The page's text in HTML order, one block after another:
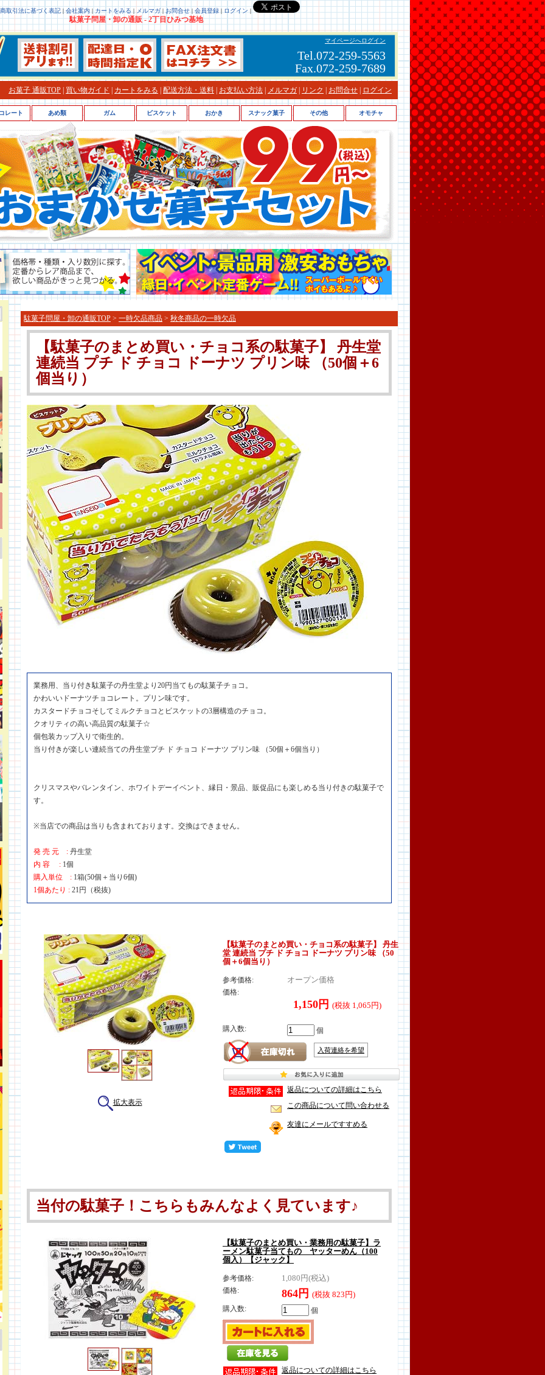
取引法に基づく表記 | 会社案内 | カートをみる | メルマガ| お問合せ| 会員登録| ログイン |
駄菓子問屋・卸の通販 - 2丁目ひみつ基地
マイページへログイン
Tel.072-259-5563
Fax.072-259-7689
お菓子 通販TOP 買い物ガイド カートをみる 配送方法・送料 お支払い方法 メルマガ リンク お問合せ ログイン
駄菓子問屋・卸の通販TOP > 一時欠品商品 > 秋冬商品の一時欠品
【駄菓子のまとめ買い・チョコ系の駄菓子】 丹生堂
連続当 プチ ド チョコ ドーナツ プリン味 （50個＋6
個当り）
業務用、当り付き駄菓子の丹生堂より20円当てもの駄菓子チョコ。
かわいいドーナツチョコレート。プリン味です。
カスタードチョコそしてミルクチョコとビスケットの3層構造のチョコ。
クオリティの高い高品質の駄菓子☆
個包装カップ入りで衛生的。
当り付きが楽しい連続当ての丹生堂プチ ド チョコ ドーナツ プリン味 （50個＋6個当り）
クリスマスやバレンタイン、ホワイトデーイベント、縁日・景品、販促品にも楽しめる当り付きの駄菓子で
す。
※当店での商品は当りも含まれております。交換はできません。
発 売 元 : 丹生堂
内 容 : 1個
購入単位 : 1箱(50個＋当り6個)
1個あたり : 21円（税抜)
拡大表示
【駄菓子のまとめ買い・チョコ系の駄菓子】 丹生
堂 連続当 プチ ド チョコ ドーナツ プリン味 （50
個＋6個当り）
参考価格: オープン価格
価格:
1,150円 (税抜 1,065円)
購入数: 個
入荷連絡を希望
返品についての詳細はこちら
この商品について問い合わせる
友達にメールですすめる
当付の駄菓子！こちらもみんなよく見ています♪
【駄菓子のまとめ買い・業務用の駄菓子】ラ
ーメン駄菓子当てもの ヤッターめん（100
個入）【ジャック】
参考価格: 1,080円(税込)
価格: 864円 (税抜 823円)
購入数: 個
返品についての詳細はこちら